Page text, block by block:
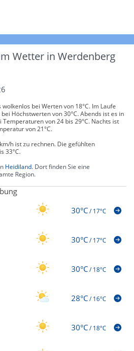
Wetter in Werdenberg
bei Werten von 18°C. Im Laufe
Höchstwerten von 30°C. Abends ist es in
von 24 bis 29°C. Nachts ist
von 21°C.
h ist zu rechnen. Die gefühlten
33°C.
Heidiland. Dort finden Sie eine
Region.
30°C/17°C
30°C/17°C
30°C/18°C
28°C/16°C
30°C/18°C